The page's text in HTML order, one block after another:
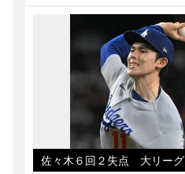
佐々木６回２失点 大リーグ